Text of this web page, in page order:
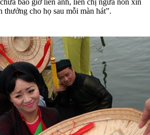
thưởng cho họ sau mỗi màn hát”.